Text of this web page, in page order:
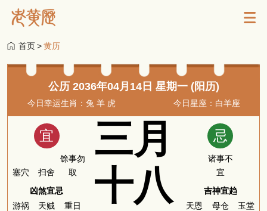
首页>黄历
公历 2036年04月14日 星期一 (阳历)
今日幸运生肖：兔 羊 虎 今日星座：白羊座
宜
塞穴 扫舍
馀事勿
取
凶煞宜忌
游祸
天贼 重日
三月
十八
忌
诸事不
宜
吉神宜趋
天恩
母仓 玉堂